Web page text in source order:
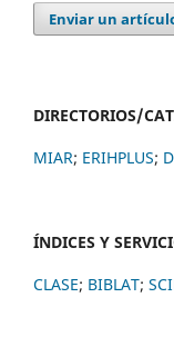
Enviar un
DIRECTORIOS/
MIAR; ERIHPLUS;
ÍNDICES Y
CLASE; BIBLAT;